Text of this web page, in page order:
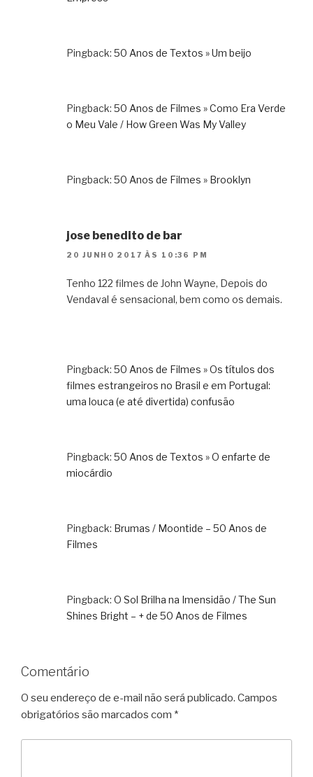
Pingback: 50 Anos de Textos » Um beijo
Pingback: 50 Anos de Filmes » Como Era Verde
o Meu Vale / How Green Was My Valley
Pingback: 50 Anos de Filmes » Brooklyn
jose benedito de bar
20 JUNHO 2017 ÀS 10:36 PM
Tenho 122 filmes de John Wayne, Depois do
Vendaval é sensacional, bem como os demais.
Pingback: 50 Anos de Filmes » Os títulos dos
filmes estrangeiros no Brasil e em Portugal:
uma louca (e até divertida) confusão
Pingback: 50 Anos de Textos » O enfarte de
miocárdio
Pingback: Brumas / Moontide – 50 Anos de
Filmes
Pingback: O Sol Brilha na Imensidão / The Sun
Shines Bright – + de 50 Anos de Filmes
Comentário
O seu endereço de e-mail não será publicado. Campos
obrigatórios são marcados com *